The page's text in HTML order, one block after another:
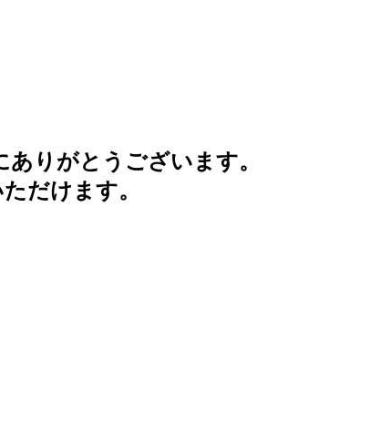
りがとうございます。
だけます。